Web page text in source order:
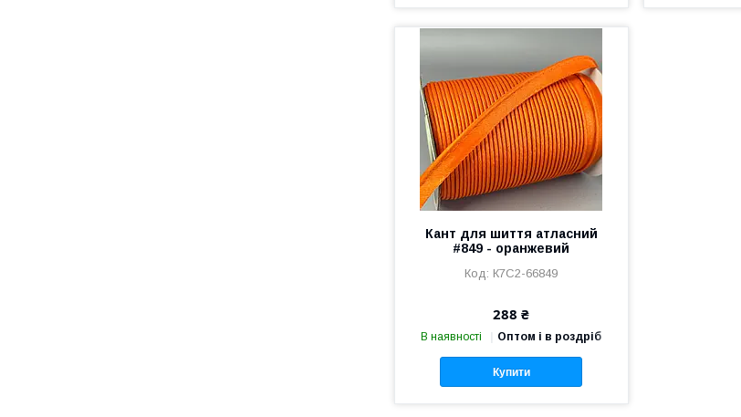
Кант для шиття атласний
#849 - оранжевий
К7С2-66849
288 ₴
В наявності Оптом і в роздріб
Купити